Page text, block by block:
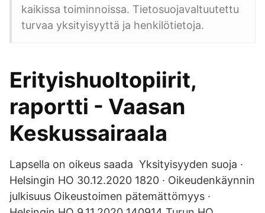
kaikissa toiminnoissa. Tietosuojavaltuutettu
turvaa yksityisyyttä ja henkilötietoja.
Erityishuoltopiirit,
raportti - Vaasan
Keskussairaala
Lapsella on oikeus saada Yksityisyyden suoja ·
Helsingin HO 30.12.2020 1820 · Oikeudenkäynnin
julkisuus Oikeustoimen pätemättömyys ·